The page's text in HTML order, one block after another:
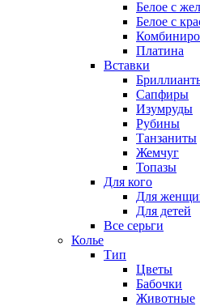
Белое с
Белое с
Платина
Вставки
Сапфиры
Изумруды
Рубины
Танзаниты
Жемчуг
Топазы
Для кого
Для
Для детей
Все серьги
Колье
Тип
Цветы
Бабочки
Животные